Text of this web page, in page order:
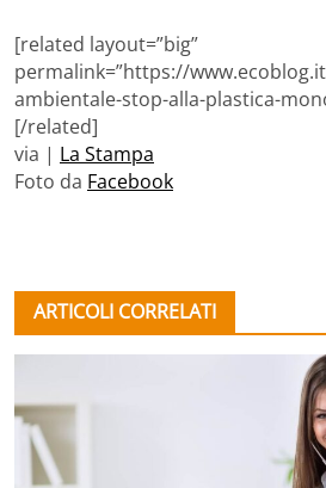
[related layout=”big”
permalink=”https://
ambientale-stop-alla-plastica-
[/related]
via | La Stampa
Foto da Facebook
ARTICOLI CORRELATI